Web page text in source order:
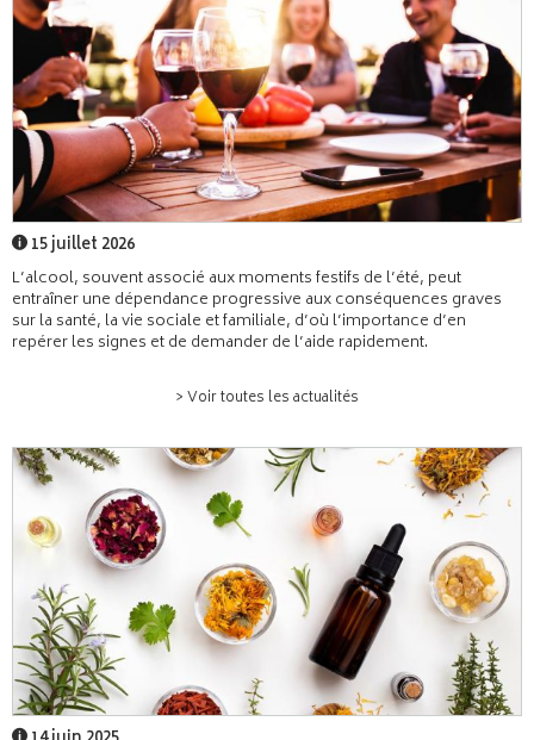
15 juillet 2026
L’alcool, souvent associé aux moments festifs de l’été, peut
entraîner une dépendance progressive aux conséquences graves
sur la santé, la vie sociale et familiale, d’où l’importance d’en
repérer les signes et de demander de l’aide rapidement.
> Voir toutes les actualités